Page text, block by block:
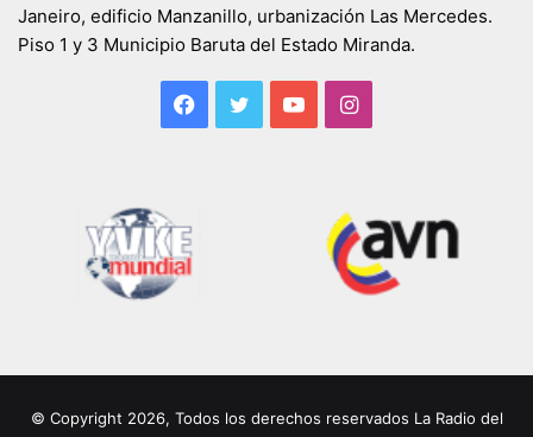
Janeiro, edificio Manzanillo, urbanización Las Mercedes.
Piso 1 y 3 Municipio Baruta del Estado Miranda.
Facebook
TwitterYouTubeInstagram
© Copyright 2026, Todos los derechos reservados La Radio del